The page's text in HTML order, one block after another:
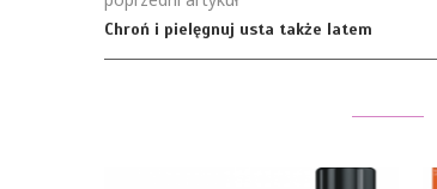
Chroń i pielęgnuj usta także latem